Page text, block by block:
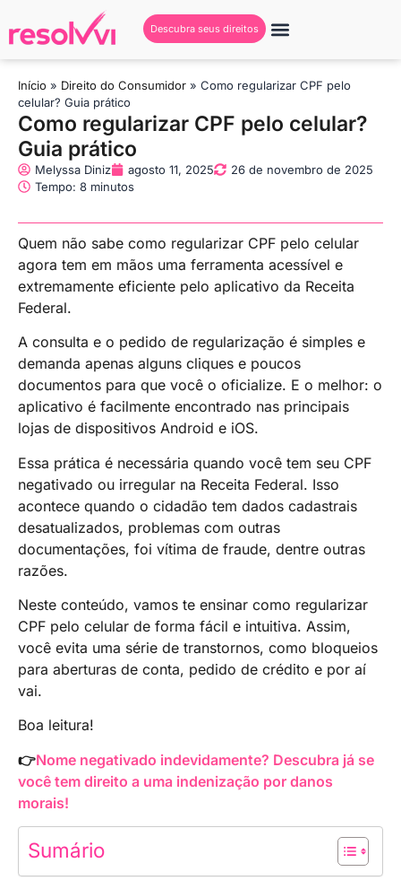
Descubra seus direitos
Início » Direito do Consumidor » Como regularizar CPF pelo
celular? Guia prático
Como regularizar CPF pelo celular?
Guia prático
Melyssa Diniz agosto 11, 2025
26 de novembro de 2025
Tempo: 8 minutos
Quem não sabe como regularizar CPF pelo celular
agora tem em mãos uma ferramenta acessível e
extremamente eficiente pelo aplicativo da Receita
Federal.
A consulta e o pedido de regularização é simples e
demanda apenas alguns cliques e poucos
documentos para que você o oficialize. E o melhor: o
aplicativo é facilmente encontrado nas principais
lojas de dispositivos Android e iOS.
Essa prática é necessária quando você tem seu CPF
negativado ou irregular na Receita Federal. Isso
acontece quando o cidadão tem dados cadastrais
desatualizados, problemas com outras
documentações, foi vítima de fraude, dentre outras
razões.
Neste conteúdo, vamos te ensinar como regularizar
CPF pelo celular de forma fácil e intuitiva. Assim,
você evita uma série de transtornos, como bloqueios
para aberturas de conta, pedido de crédito e por aí
vai.
Boa leitura!
👉Nome negativado indevidamente? Descubra já se
você tem direito a uma indenização por danos
morais!
Sumário